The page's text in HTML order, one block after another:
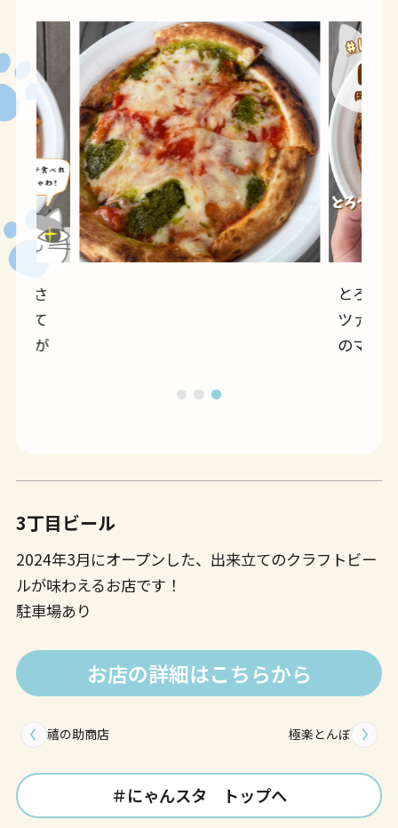
くさ
いて
なが
とろ～
ツァ マ
のマル
3丁目ビール
2024年3月にオープンした、出来立てのクラフトビー
ルが味わえるお店です！
駐車場あり
お店の詳細はこちらから
禧の助商店 極楽とんぼ
＃にゃんスタ トップへ